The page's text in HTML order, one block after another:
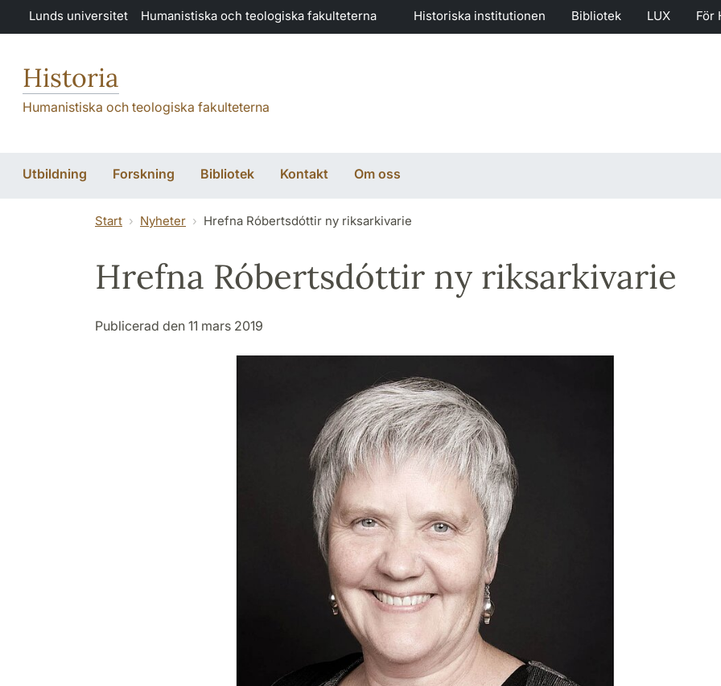
Hoppa till huvudinnehåll
Lunds universitet Humanistiska och teologiska fakulteterna Historiska institutionen Bibliotek LUX För
Historia
Humanistiska och teologiska fakulteterna
Utbildning Forskning Bibliotek Kontakt Om oss
Start Nyheter Hrefna Róbertsdóttir ny riksarkivarie
Hrefna Róbertsdóttir ny riksarkivarie
Publicerad den 11 mars 2019